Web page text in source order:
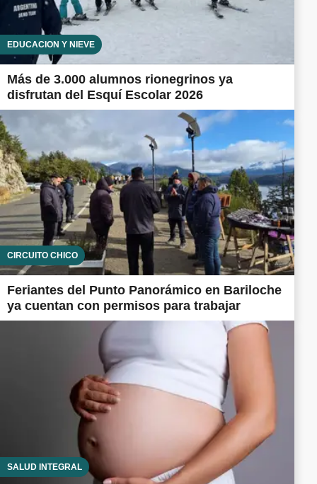
EDUCACIÓN Y NIEVE
Más de 3.000 alumnos rionegrinos ya
disfrutan del Esquí Escolar 2026
CIRCUITO CHICO
Feriantes del Punto Panorámico en Bariloche
ya cuentan con permisos para trabajar
SALUD INTEGRAL